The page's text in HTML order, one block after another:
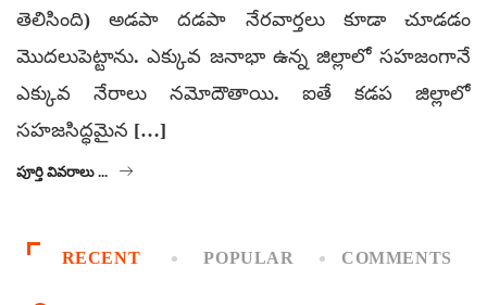
తెలిసింది) అడపా దడపా నేరవార్తలు కూడా చూడడం
మొదలుపెట్టాను. ఎక్కువ జనాభా ఉన్న జిల్లాలో సహజంగానే
ఎక్కువ నేరాలు నమోదౌతాయి. ఐతే కడప జిల్లాలో
సహజసిద్ధమైన […]
పూర్తి వివరాలు ...
RECENT POPULAR COMMENTS